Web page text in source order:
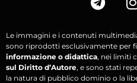
Le immagini e i contenuti
sono riprodotti esclusivamente per
informazione o didattica, nei limiti
sul Diritto d’Autore, e sono stati
la natura di pubblico dominio o la